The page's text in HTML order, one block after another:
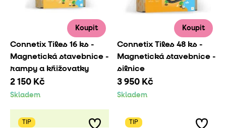
Koupit
Connetix Tiles 16 ks -
Magnetická stavebnice -
rampy a křižovatky
2 150 Kč
Skladem
Koupit
Connetix Tiles 48 ks -
Magnetická stavebnice -
silnice
3 950 Kč
Skladem
TIP TIP